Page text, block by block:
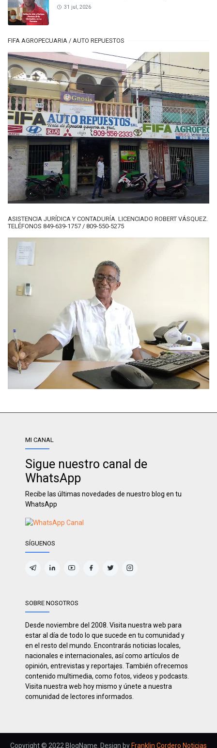
31 jul, 2026
FIFA AGROPECUARIA / AUTO REPUESTOS
ASISTENCIA JURÍDICA Y CONTADURÍA. LICENCIADO ROBERT VÁSQUEZ.
TELÉFONOS 849-639-1757 / 809-550-5275
MI CANAL
Sigue nuestro canal de
WhatsApp
Recibe las últimas novedades de nuestro blog en tu
WhatsApp
SÍGUENOS
SOBRE NOSOTROS
Desde noviembre del 2008. Visita nuestra web para
estar al día de todo lo que sucede en tu comunidad y
en el resto del mundo. Encontrarás noticias locales,
nacionales e internacionales, así como artículos de
opinión, entrevistas y reportajes. También ofrecemos
contenido multimedia, como fotos, videos y podcasts.
Visita nuestra web hoy mismo y únete a nuestra
comunidad de lectores informados.
Copyright © 2022 BlogName. Design by Franklin Cordero Noticias